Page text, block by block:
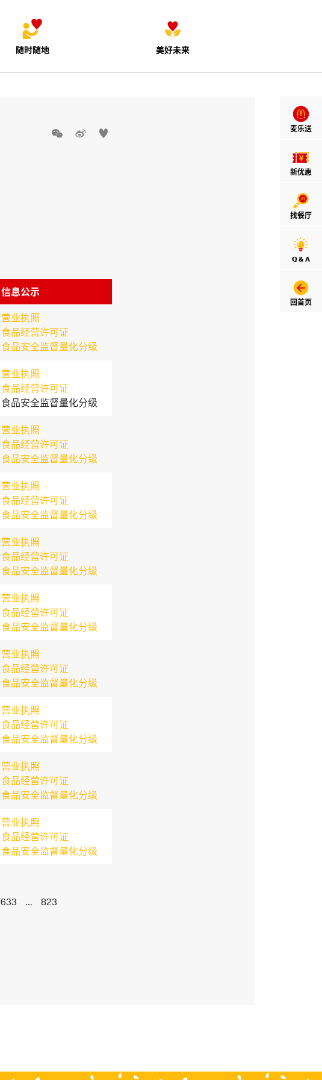
随时随地 美好未来
麦乐送
新优惠
找餐厅
Q & A
回首页
  
信息公示
营业执照
食品经营许可证
食品安全监督量化分级
营业执照
食品经营许可证
食品安全监督量化分级
营业执照
食品经营许可证
食品安全监督量化分级
营业执照
食品经营许可证
食品安全监督量化分级
营业执照
食品经营许可证
食品安全监督量化分级
营业执照
食品经营许可证
食品安全监督量化分级
营业执照
食品经营许可证
食品安全监督量化分级
营业执照
食品经营许可证
食品安全监督量化分级
营业执照
食品经营许可证
食品安全监督量化分级
营业执照
食品经营许可证
食品安全监督量化分级
633 ... 823